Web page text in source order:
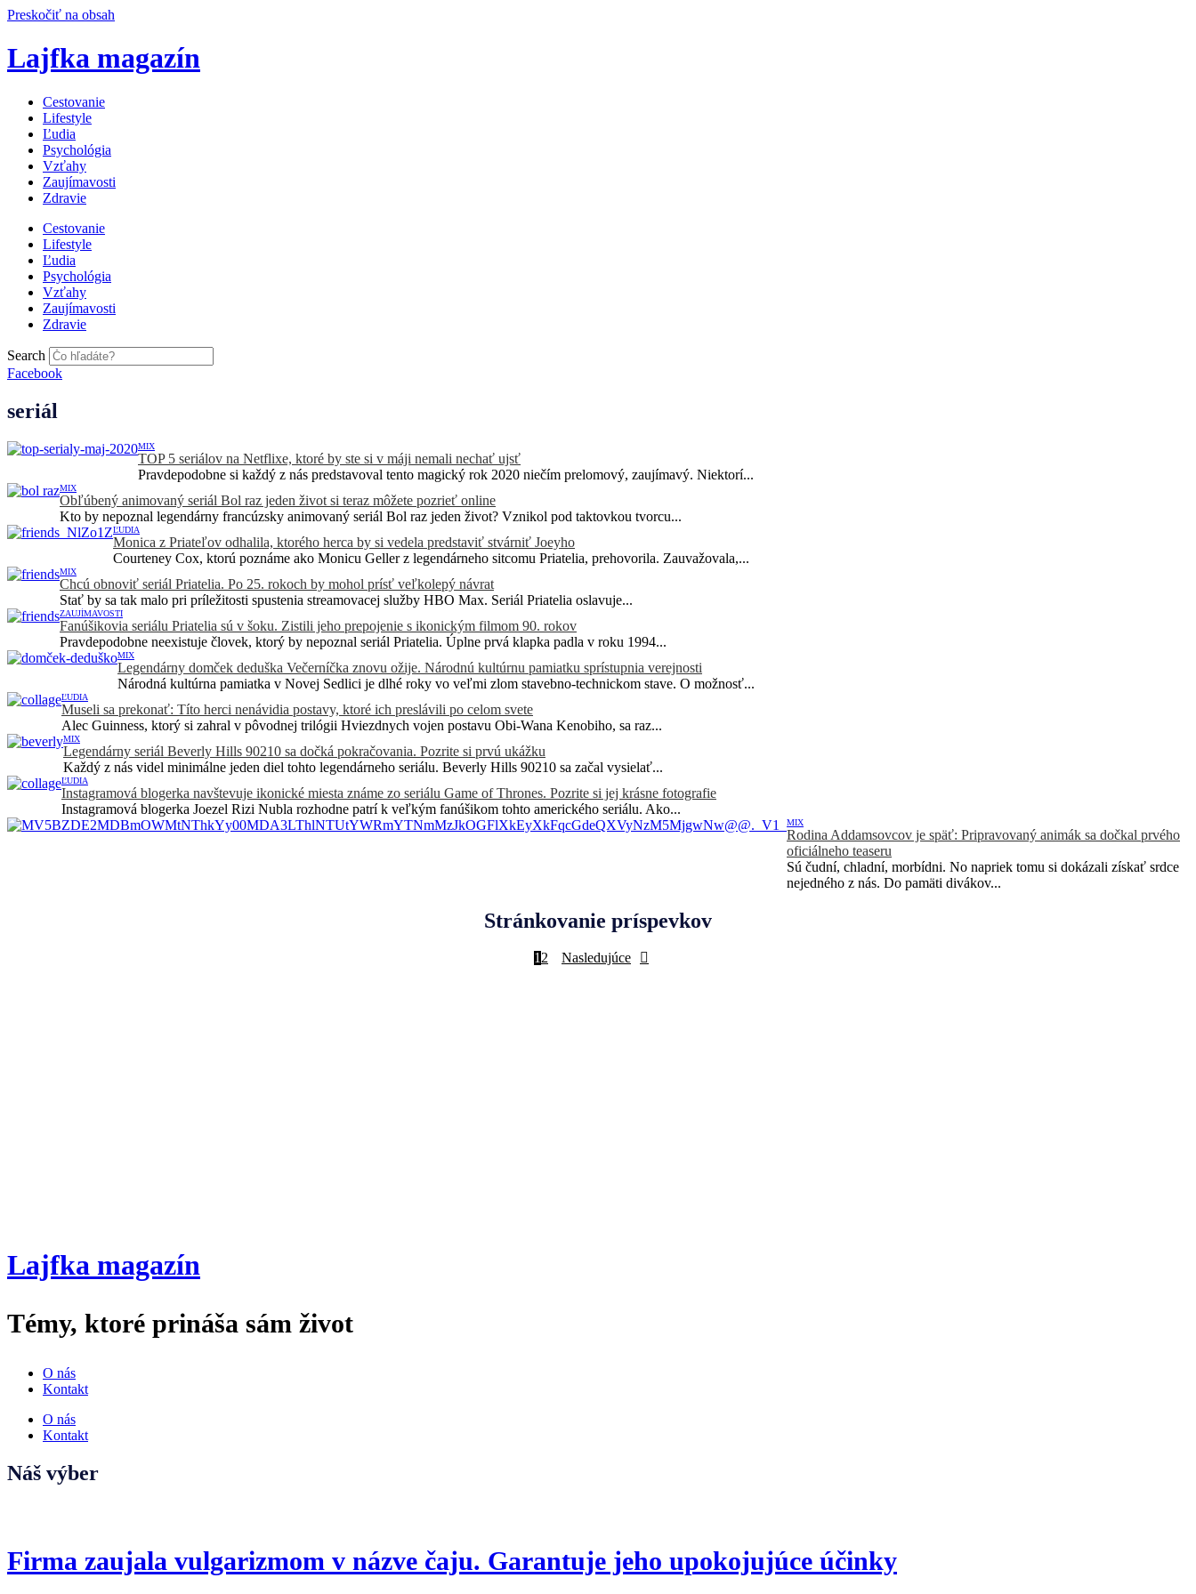
Preskočiť na obsah
Lajfka magazín
Cestovanie
Lifestyle
Ľudia
Psychológia
Vzťahy
Zaujímavosti
Zdravie
Cestovanie
Lifestyle
Ľudia
Psychológia
Vzťahy
Zaujímavosti
Zdravie
Search
Facebook
seriál
MIX
TOP 5 seriálov na Netflixe, ktoré by ste si v máji nemali nechať ujsť
Pravdepodobne si každý z nás predstavoval tento magický rok 2020 niečím prelomový, zaujímavý. Niektorí...
MIX
Obľúbený animovaný seriál Bol raz jeden život si teraz môžete pozrieť online
Kto by nepoznal legendárny francúzsky animovaný seriál Bol raz jeden život? Vznikol pod taktovkou tvorcu...
ĽUDIA
Monica z Priateľov odhalila, ktorého herca by si vedela predstaviť stvárniť Joeyho
Courteney Cox, ktorú poznáme ako Monicu Geller z legendárneho sitcomu Priatelia, prehovorila. Zauvažovala,...
MIX
Chcú obnoviť seriál Priatelia. Po 25. rokoch by mohol prísť veľkolepý návrat
Stať by sa tak malo pri príležitosti spustenia streamovacej služby HBO Max. Seriál Priatelia oslavuje...
ZAUJÍMAVOSTI
Fanúšikovia seriálu Priatelia sú v šoku. Zistili jeho prepojenie s ikonickým filmom 90. rokov
Pravdepodobne neexistuje človek, ktorý by nepoznal seriál Priatelia. Úplne prvá klapka padla v roku 1994...
MIX
Legendárny domček deduška Večerníčka znovu ožije. Národnú kultúrnu pamiatku sprístupnia verejnosti
Národná kultúrna pamiatka v Novej Sedlici je dlhé roky vo veľmi zlom stavebno-technickom stave. O možnosť...
ĽUDIA
Museli sa prekonať: Títo herci nenávidia postavy, ktoré ich preslávili po celom svete
Alec Guinness, ktorý si zahral v pôvodnej trilógii Hviezdnych vojen postavu Obi-Wana Kenobiho, sa raz...
MIX
Legendárny seriál Beverly Hills 90210 sa dočká pokračovania. Pozrite si prvú ukážku
Každý z nás videl minimálne jeden diel tohto legendárneho seriálu. Beverly Hills 90210 sa začal vysielať...
ĽUDIA
Instagramová blogerka navštevuje ikonické miesta známe zo seriálu Game of Thrones. Pozrite si jej krásne fotografie
Instagramová blogerka Joezel Rizi Nubla rozhodne patrí k veľkým fanúšikom tohto amerického seriálu. Ako...
MIX
Rodina Addamsovcov je späť: Pripravovaný animák sa dočkal prvého
oficiálneho teaseru
Sú čudní, chladní, morbídni. No napriek tomu si dokázali získať srdce
nejedného z nás. Do pamäti divákov...
Stránkovanie príspevkov
1 2 Nasledujúce
Lajfka magazín
Témy, ktoré prináša sám život
O nás
Kontakt
O nás
Kontakt
Náš výber
Firma zaujala vulgarizmom v názve čaju. Garantuje jeho upokojujúce účinky